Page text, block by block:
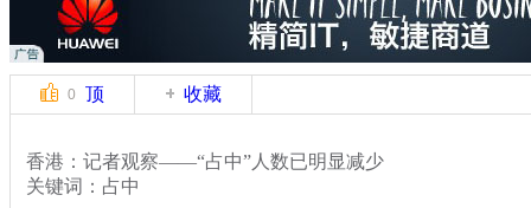
0 顶 收藏
香港：记者观察——“占中”人数已明显减少
关键词：占中